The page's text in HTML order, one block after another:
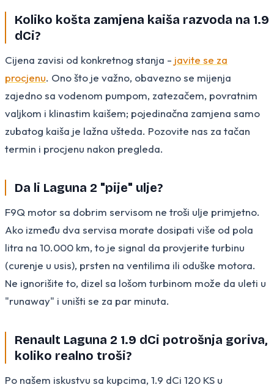
Koliko košta zamjena kaiša razvoda na 1.9
dCi?
Cijena zavisi od konkretnog stanja - javite se za
procjenu. Ono što je važno, obavezno se mijenja
zajedno sa vodenom pumpom, zatezačem, povratnim
valjkom i klinastim kaišem; pojedinačna zamjena samo
zubatog kaiša je lažna ušteda. Pozovite nas za tačan
termin i procjenu nakon pregleda.
Da li Laguna 2 "pije" ulje?
F9Q motor sa dobrim servisom ne troši ulje primjetno.
Ako između dva servisa morate dosipati više od pola
litra na 10.000 km, to je signal da provjerite turbinu
(curenje u usis), prsten na ventilima ili oduške motora.
Ne ignorišite to, dizel sa lošom turbinom može da uleti u
"runaway" i uništi se za par minuta.
Renault Laguna 2 1.9 dCi potrošnja goriva,
koliko realno troši?
Po našem iskustvu sa kupcima, 1.9 dCi 120 KS u